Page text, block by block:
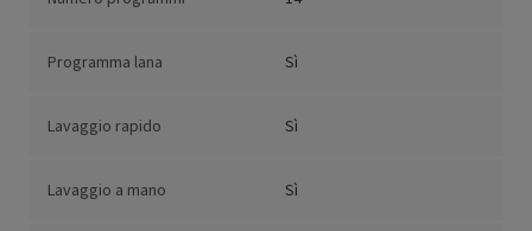
Programma lana Sì
Lavaggio rapido Sì
Lavaggio a mano Sì